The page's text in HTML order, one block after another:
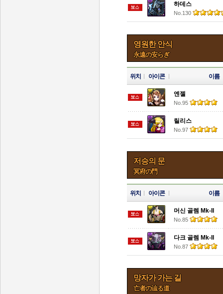
하데스
No.130
영원한 안식
永遠の安らぎ
위치 아이콘 이름
엔젤
No.95
릴리스
No.97
저승의 문
冥府の門
위치 아이콘 이름
머신 골렘 Mk-II
No.85
다크 골렘 Mk-II
No.87
망자가 가는 길
亡者の辿る道